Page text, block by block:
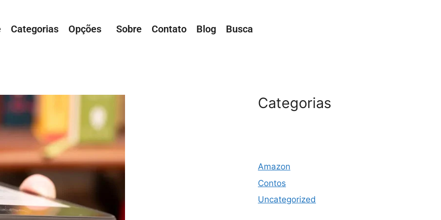
Categorias Opções Sobre Contato Blog Busca
Categorias
Amazon
Contos
Uncategorized